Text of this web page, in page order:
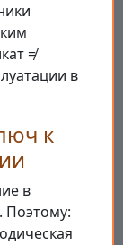
≠
в
к
в
Поэтому: